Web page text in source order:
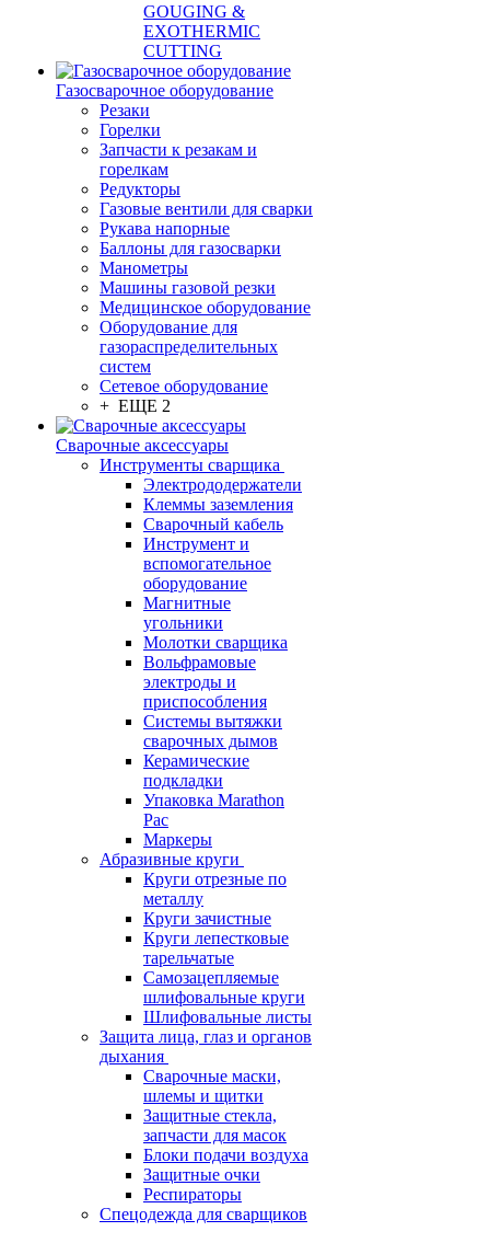
GOUGING &
EXOTHERMIC
CUTTING
Газосварочное оборудование
Резаки
Горелки
Запчасти к резакам и
горелкам
Редукторы
Газовые вентили для сварки
Рукава напорные
Баллоны для газосварки
Манометры
Машины газовой резки
Медицинское оборудование
Оборудование для
газораспределительных
систем
Сетевое оборудование
+ ЕЩЕ 2
Сварочные аксессуары
Инструменты сварщика
Электрододержатели
Клеммы заземления
Сварочный кабель
Инструмент и
вспомогательное
оборудование
Магнитные
угольники
Молотки сварщика
Вольфрамовые
электроды и
приспособления
Системы вытяжки
сварочных дымов
Керамические
подкладки
Упаковка Marathon
Pac
Маркеры
Абразивные круги
Круги отрезные по
металлу
Круги зачистные
Круги лепестковые
тарельчатые
Самозацепляемые
шлифовальные круги
Шлифовальные листы
Защита лица, глаз и органов
дыхания
Сварочные маски,
шлемы и щитки
Защитные стекла,
запчасти для масок
Блоки подачи воздуха
Защитные очки
Респираторы
Спецодежда для сварщиков